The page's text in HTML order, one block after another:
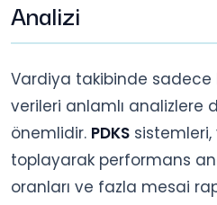
Analizi
Vardiya takibinde sadece
verileri anlamlı analizlere
önemlidir. PDKS
toplayarak performans
oranları ve fazla mesai